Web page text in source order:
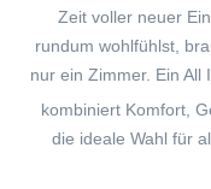
Zeit voller neuer
rundum wohlfühlst,
nur ein Zimmer. Ein All
kombiniert Komfort,
die ideale Wahl für